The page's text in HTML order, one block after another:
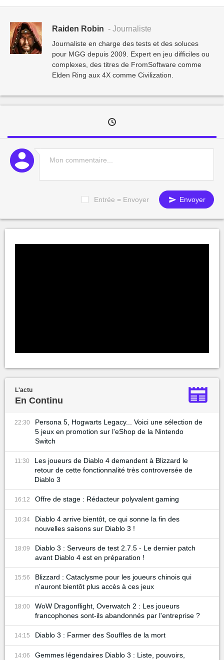
Raiden Robin - Journaliste
Journaliste en charge des tests et des soluces
pour MGG depuis 2009. Expert en jeu difficiles ou
complexes, des titres de FromSoftware comme
Elden Ring aux 4X comme Civilization.
Entrée = Envoyer Envoyer
L'actu
En Continu
22:30
Persona 5, Hogwarts Legacy... Voici une sélection de
5 jeux en promotion sur l'eShop de la Nintendo
Switch
11:30
Les joueurs de Diablo 4 demandent à Blizzard le
retour de cette fonctionnalité très controversée de
Diablo 3
16:12 Offre de stage : Rédacteur polyvalent gaming
10:34
Diablo 4 arrive bientôt, ce qui sonne la fin des
nouvelles saisons sur Diablo 3 !
18:09
Diablo 3 : Serveurs de test 2.7.5 - Le dernier patch
avant Diablo 4 est en préparation !
15:56
Blizzard : Cataclysme pour les joueurs chinois qui
n'auront bientôt plus accès à ces jeux
18:00
WoW Dragonflight, Overwatch 2 : Les joueurs
francophones sont-ils abandonnés par l'entreprise ?
14:15 Diablo 3 : Farmer des Souffles de la mort
14:06
Gemmes légendaires Diablo 3 : Liste, pouvoirs,